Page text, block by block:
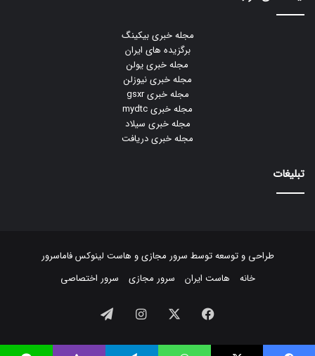
مجله خبری بیکینگ
برگزیده های ایران
مجله خبری یولن
مجله خبری نیوزلن
مجله خبری gsxr
مجله خبری mydtc
مجله خبری سیلاد
مجله خبری دریافت
تبلیغات
طراحی و توسعه توسط سرور مجازیو هاست لینوکسفاماسرور
خانه
هاست ایران سرور مجازی سرور اختصاصی
فیسبوک ایکس اینستاگرام